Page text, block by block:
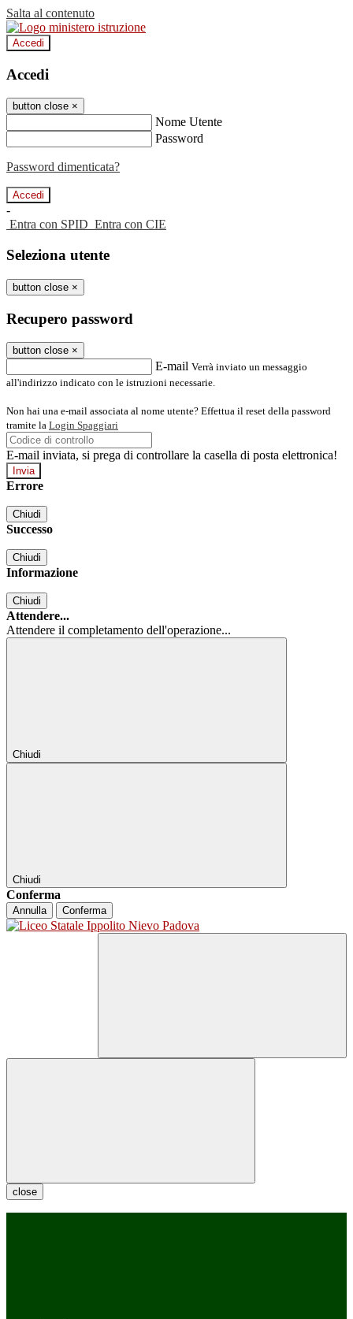
Salta al contenuto
Accedi
Accedi
button close ×
Nome Utente
Password
Password dimenticata?
-
Entra con SPID Entra con CIE
Seleziona utente
button close ×
Recupero password
button close ×
E-mail Verrà inviato un messaggio
all'indirizzo indicato con le istruzioni necessarie.
Non hai una e-mail associata al nome utente? Effettua il reset della password
tramite la Login Spaggiari
E-mail inviata, si prega di controllare la casella di posta elettronica!
Errore
Chiudi
Successo
Chiudi
Informazione
Chiudi
Attendere...
Attendere il completamento dell'operazione...
Chiudi
Chiudi
Conferma
Annulla Conferma
close